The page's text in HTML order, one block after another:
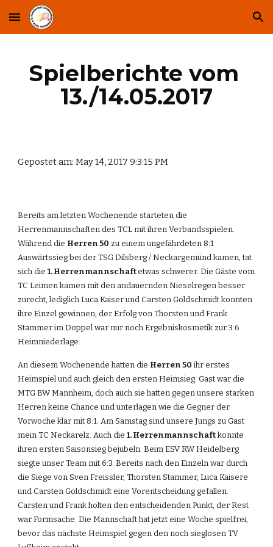
Skip to main content Skip to navigation
Spielberichte vom
13./14.05.2017
Gepostet am: May 14, 2017 9:3:15 PM
Bereits am letzten Wochenende starteten die
Herrenmannschaften des TCL mit ihren Verbandsspielen.
Während die Herren 50 zu einem ungefährdeten 8:1
Auswärtssieg bei der TSG Dilsberg / Neckargemünd kamen, tat
sich die 1. Herrenmannschaft etwas schwerer. Die Gäste vom
TC Leimen kamen mit den andauernden Nieselregen besser
zurecht, lediglich Luca Kaiser und Carsten Goldschmidt konnten
ihre Einzel gewinnen, der Erfolg von Thorsten und Frank
Stammer im Doppel war nur noch Ergebniskosmetik zur 3:6
Heimniederlage.
An diesem Wochenende hatten die Herren 50 ihr erstes
Heimspiel und auch gleich den ersten Heimsieg. Gast war die
MTG BW Mannheim, doch auch sie hatten gegen unsere starken
Herren keine Chance und unterlagen wie die Gegner der
Vorwoche klar mit 8:1. Am Samstag sind unsere Jungs zu Gast
mein TC Neckarelz. Auch die 1. Herrenmannschaft konnte
ihren ersten Saisonsieg bejubeln. Beim ESV RW Heidelberg
siegte unser Team mit 6:3. Bereits nach den Einzeln war durch
die Siege von Sven Freissler, Thorsten Stammer, Luca Kaisere
und Carsten Goldschmidt eine Vorentscheidung gefallen.
Carsten und Frank holten den entscheidenden Punkt, der Rest
war Formsache. Die Mannschaft hat jetzt eine Woche spielfrei,
bevor das nächste Heimspiel gegen den noch sieglosen TV